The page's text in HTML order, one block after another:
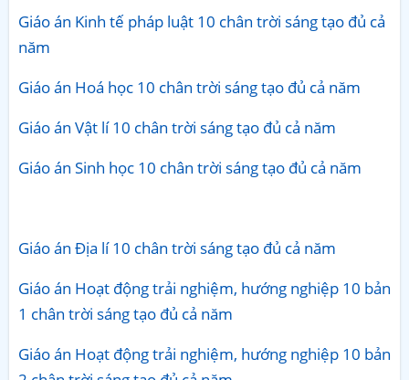
Giáo án Kinh tế pháp luật 10 chân trời sáng tạo đủ cả
năm
Giáo án Hoá học 10 chân trời sáng tạo đủ cả năm
Giáo án Vật lí 10 chân trời sáng tạo đủ cả năm
Giáo án Sinh học 10 chân trời sáng tạo đủ cả năm
Giáo án Địa lí 10 chân trời sáng tạo đủ cả năm
Giáo án Hoạt động trải nghiệm, hướng nghiệp 10 bản
1 chân trời sáng tạo đủ cả năm
Giáo án Hoạt động trải nghiệm, hướng nghiệp 10 bản